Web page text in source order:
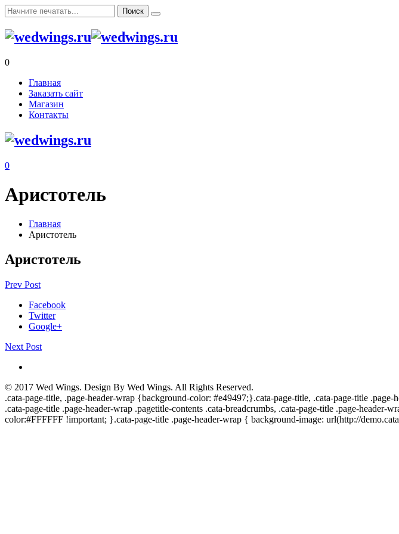
0
Главная
Заказать сайт
Магазин
Контакты
0
Аристотель
Главная
Аристотель
Аристотель
Prev Post
Facebook
Twitter
Google+
Next Post
© 2017 Wed Wings. Design By Wed Wings. All Rights Reserved.
.cata-page-title, .page-header-wrap {background-color: #e49497;}.cata-page-title, .cata-page-title
.cata-page-title .page-header-wrap .pagetitle-contents .cata-breadcrumbs, .cata-page-title .page-
color:#FFFFFF !important; }.cata-page-title .page-header-wrap { background-image: url(http://